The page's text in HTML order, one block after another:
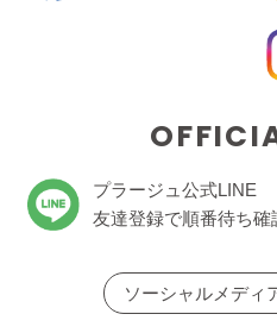
プラージュ公式LINE
友達登録で順番待ち確
ソーシャルメディ